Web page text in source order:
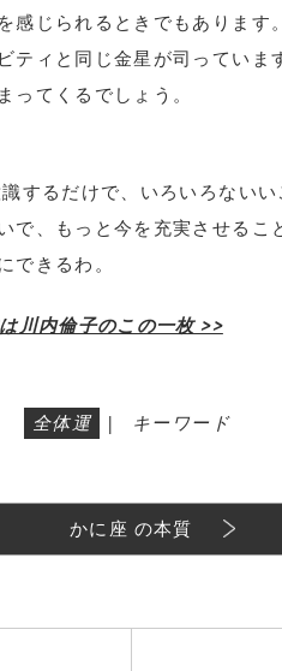
感じられるときでもあります
ティと同じ金星が司っていま
ってくるでしょう。
するだけで、いろいろない
で、もっと今を充実させるこ
できるわ。
川内倫子のこの一枚 >>
全体運 | キーワード
かに座 の本質